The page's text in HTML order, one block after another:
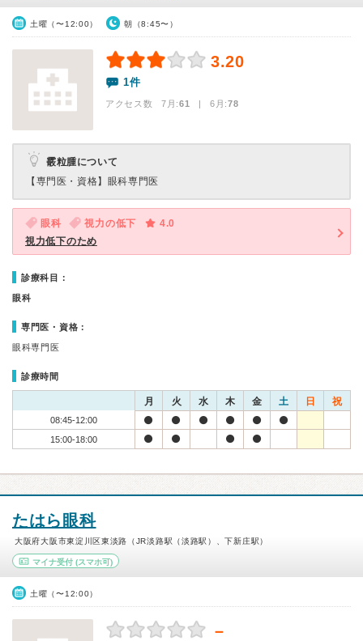
土曜（〜12:00） 朝（8:45〜）
3.20
1件
アクセス数 7月:61 | 6月:78
霰粒腫について
【専門医・資格】 眼科専門医
眼科 視力の低下
4.0
視力低下のため
診療科目：
眼科
専門医・資格：
眼科専門医
診療時間
月 火 水 木 金 土 日 祝
08:45-12:00
15:00-18:00
たはら眼科
大阪府大阪市東淀川区東淡路（JR淡路駅（淡路駅）、下新庄駅）
マイナ受付 (スマホ可)
土曜（〜12:00）
－